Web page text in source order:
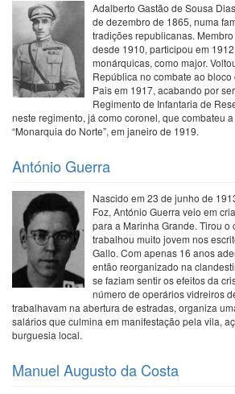
Adalberto Gastão de Sousa
de dezembro de 1865, numa
tradições republicanas.
desde 1910, participou em
monárquicas, como major.
República no combate ao
Pais em 1917, acabando por
Regimento de Infantaria de
neste regimento, já como coronel, que combateu
“Monarquia do Norte”, em janeiro de 1919.
António Guerra
Nascido em 23 de junho de
Foz, António Guerra veio em
para a Marinha Grande. Tirou o
trabalhou muito jovem nos
Gallo. Com apenas 16 anos
então reorganizado na
se faziam sentir os efeitos da
número de operários vidreiros
trabalhavam na abertura de estradas, organiza
salários que culmina em manifestação pela vila,
burguesia local.
Manuel Augusto da Costa